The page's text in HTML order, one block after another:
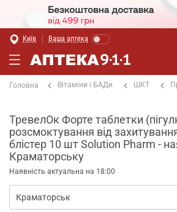
Київ Ваша аптека
Головна Вітаміни і БАДи ШКТ
ТревелОк Форте таблетки
розсмоктування від
блістер 10 шт Solution Pharm -
Краматорську
Наявність актуальна на 18:00